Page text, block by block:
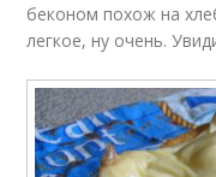
беконом похож на
легкое, ну очень.